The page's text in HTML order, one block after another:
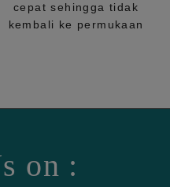
cepat sehingga tidak
kembali ke permukaan
on :